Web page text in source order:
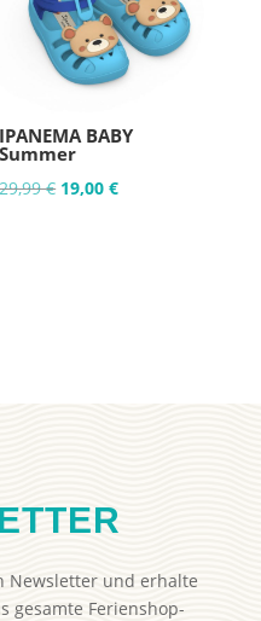
IPANEMA BABY
Summer
29,99€ Ursprünglicher
19,00€Aktueller
Newsletter und erhalte
gesamte Ferienshop-